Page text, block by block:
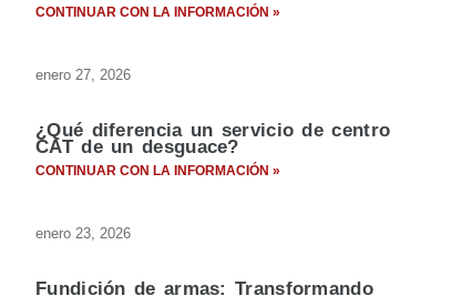
CONTINUAR CON LA INFORMACIÓN »
enero 27, 2026
¿Qué diferencia un servicio de centro
CAT de un desguace?
CONTINUAR CON LA INFORMACIÓN »
enero 23, 2026
Fundición de armas: Transformando